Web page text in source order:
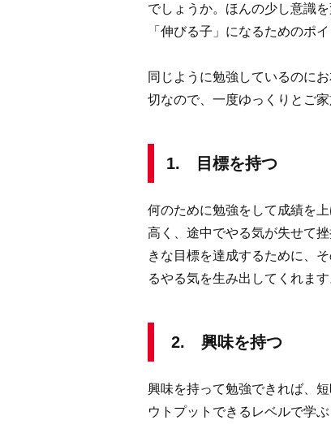
でしょうか。ほんの少し意識
「伸びる子」になるためのポ
同じように勉強しているのに
切なので、一度ゆっくりとご
1. 目標を持つ
何のために勉強をして成績を
高く、途中でやる気が失せて
きな目標を達成するために、
るやる気を生み出してくれま
2. 興味を持つ
興味を持って勉強できれば、
ウトプットできるレベルで学